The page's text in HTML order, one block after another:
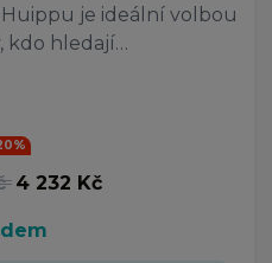
je ideální volbou
kdo hledají…
4 232 Kč